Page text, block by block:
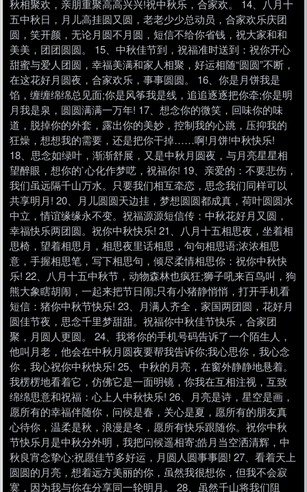
秋相聚欢，亲朋重聚高高兴兴!祝中秋乐，合家欢。 14、八月十
五中秋日，月儿高挂圆又圆，老老少少总动员，合家欢乐庆团
圆，笑开颜，无论月圆不月圆，短信不给你省钱，祝大家和和
美美，团团圆圆。 15、中秋佳节到，祝福准时送到：祝你开心
甜蜜与爱人团圆，幸福美满和家人相聚，好运相随“圆圆”不断，
在这花好月圆夜，合家欢乐，事事圆圆。 16、你是月饼我是
馅，缠缠绵绵总见面;你是风筝我是线，追追逐逐把你牵;你是明
月我是泉，圆圆满满一万年! 17、想念你的微笑，回味你的味
道，脱掉你的外套，露出你的美妙，控制我的心跳，压抑我的
狂燥，想想我的需要，还是把你干掉……啊!月饼!中秋快乐!
18、思念如绿叶，渐渐舒展，又是中秋月圆夜，与月亮星星相
望醉眼，想你的`心化作梦呓，祝福你! 19、亲爱的：不要悲伤，
我们虽远隔千山万水。只要我们相互牵恋，思念我们同样可以
共享明月! 20、月儿圆圆天边挂，梦想圆圆都成真，荷叶圆圆水
中立，情谊缘缘永不变。祝福源源短信传：中秋花好月又圆，
幸福快乐两团圆。祝你中秋快乐! 21、八月十五相思夜，坐着相
思椅，望着相思月，相思夜里话相思，句句相思语;浓浓相思
意，手握相思笔，写下相思句，倾尽柔情相思你：祝你中秋快
乐! 22、八月十五中秋节，动物森林也疯狂;狮子吼来百鸟叫，狗
熊大象瞎胡闹，一起来把节日闹;只有小猪静悄悄，打开手机看
短信：猪你中秋节快乐! 23、月满人齐全，家国两团圆，花好月
圆佳节夜，思念千里梦甜甜。祝福你中秋佳节快乐，合家团
聚，月圆人更圆。 24、我将你的手机号码告诉了一个陌生人，
他叫月老，他会在中秋月圆夜要帮我告诉你;我心思你，我心念
你，我心祝你中秋快乐! 25、中秋的月亮，在窗外静静地悬着。
我楞楞地看着它，仿佛它是一面明镜，你我在互相注视，互致
绵绵思意和祝福：心上人中秋快乐! 26、月亮是诗，星空是画，
愿所有的幸福伴随你，问候是春，关心是夏，愿所有的朋友真
心待你，温柔是秋，浪漫是冬，愿所有快乐跟随你。祝你中秋
节快乐月是中秋分外明，我把问候遥相寄;皓月当空洒清辉，中
秋良宵念挚心;祝愿佳节多好运，月圆人圆事事圆! 27、看着天上
圆圆的月亮，想着远方美丽的你，虽然我很想你，但我不会寂
寞，因为我与你在分享同一轮明月。 28、虽然千山将我们阻